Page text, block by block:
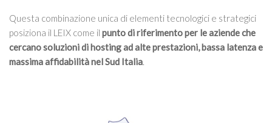
Questa combinazione unica di elementi tecnologici e strategici
posiziona il LEIX come il punto di riferimento per le aziende che
cercano soluzioni di hosting ad alte prestazioni, bassa latenza e
massima affidabilità nel Sud Italia.